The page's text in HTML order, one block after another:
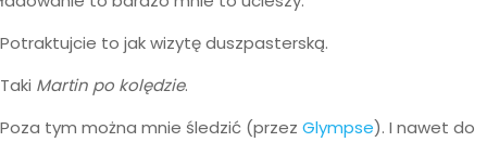
Potraktujcie to jak wizytę duszpasterską.
Taki Martin po kolędzie.
Poza tym można mnie śledzić (przez Glympse). I nawet do